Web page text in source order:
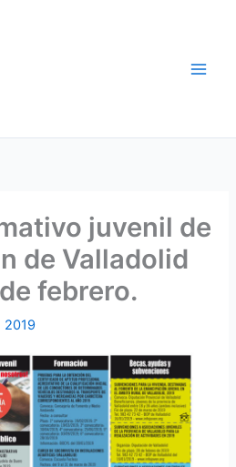
juvenil de
de Valladolid
febrero.
2019